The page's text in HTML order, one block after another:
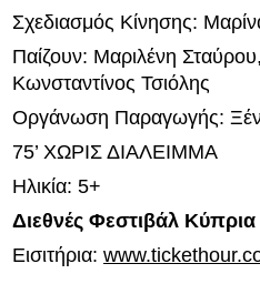
Σχεδιασμός Κίνησης:
Παίζουν: Μαριλένη
Κωνσταντίνος Τσιόλης
Οργάνωση Παραγωγής:
75’ ΧΩΡΙΣ ΔΙΑΛΕΙΜΜΑ
Ηλικία: 5+
Διεθνές Φεστιβάλ
Εισιτήρια: